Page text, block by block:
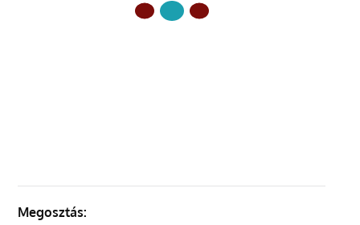
Megosztás: